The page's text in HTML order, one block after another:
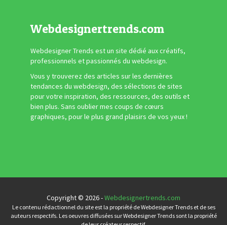
Webdesignertrends.com
Webdesigner Trends est un site dédié aux créatifs,
professionnels et passionnés du webdesign.
Vous y trouverez des articles sur les dernières
tendances du webdesign, des sélections de sites
pour votre inspiration, des ressources, des outils et
bien plus. Sans oublier mes coups de cœurs
graphiques, pour le plus grand plaisirs de vos yeux !
Copyright © 2026 -Webdesignertrends.com
Le contenu rédactionnel du site est la propriété de Webdesigner Trends et de ses
auteurs respectifs. Les oeuvres diffusées sur Webdesigner Trends sont la propriété